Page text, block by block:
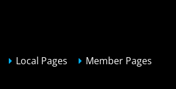
Local Pages
Member Pages